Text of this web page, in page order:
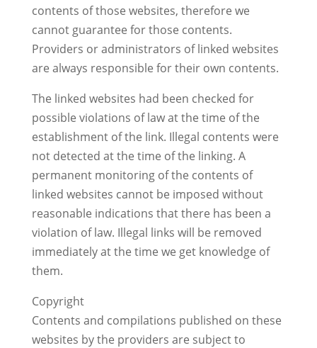
contents of those websites, therefore we
cannot guarantee for those contents.
Providers or administrators of linked websites
are always responsible for their own contents.
The linked websites had been checked for
possible violations of law at the time of the
establishment of the link. Illegal contents were
not detected at the time of the linking. A
permanent monitoring of the contents of
linked websites cannot be imposed without
reasonable indications that there has been a
violation of law. Illegal links will be removed
immediately at the time we get knowledge of
them.
Copyright
Contents and compilations published on these
websites by the providers are subject to